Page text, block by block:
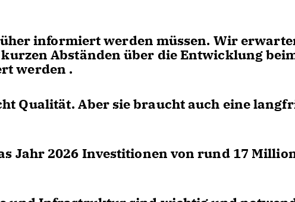
informiert werden müssen. Wir
Abständen über die Entwicklung
werden .
Qualität. Aber sie braucht auch eine
Jahr 2026 Investitionen von rund 17